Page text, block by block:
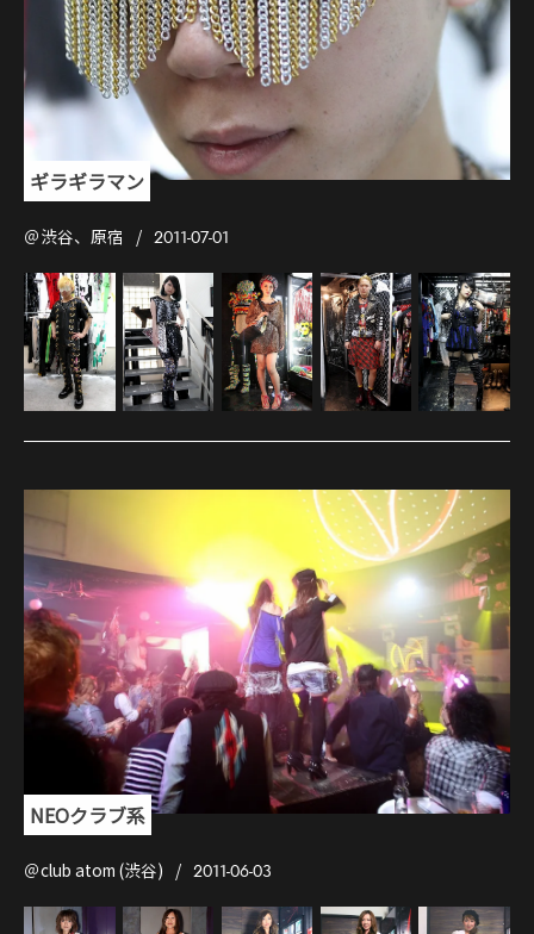
ギラギラマン
＠渋谷、原宿 2011-07-01
NEOクラブ系
＠club atom (渋谷) 2011-06-03